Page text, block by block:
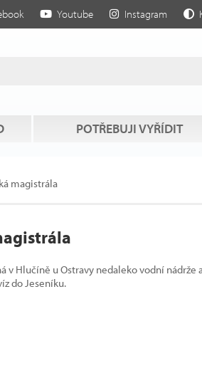
Youtube Instagram
POTŘEBUJI VYŘÍDIT
magistrála
v Hlučíně u Ostravy nedaleko vodní
do Jeseníku.